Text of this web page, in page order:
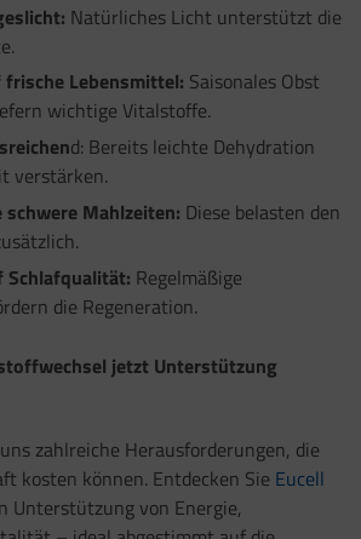
Natürliches Licht unterstützt die
frische Lebensmittel: Saisonales Obst
wichtige Vitalstoffe.
d: Bereits leichte Dehydration
verstärken.
schwere Mahlzeiten: Diese belasten den
Schlafqualität: Regelmäßige
die Regeneration.
jetzt Unterstützung
zahlreiche Herausforderungen, die
kosten können. Entdecken Sie Eucell
Unterstützung von Energie,